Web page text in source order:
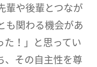
輩や後輩とつなが
も関わる機会があ
た！」と思ってい
、その自主性を尊